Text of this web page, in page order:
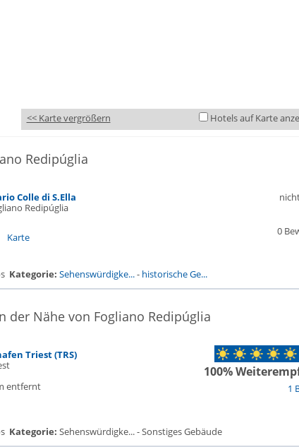
<< Karte vergrößern Hotels auf Karte
Redipúglia
Colle di S.Ella
Redipúglia
Karte 0
Kategorie: Sehenswürdigke...- historische Ge...
der Nähe von Fogliano Redipúglia
Triest (TRS)
entfernt
1
100%
Kategorie: Sehenswürdigke... - Sonstiges Gebäude